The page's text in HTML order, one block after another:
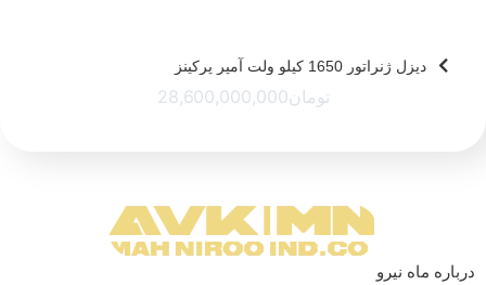
دیزل ژنراتور 1650 کیلو ولت آمپر پرکینز
تومان28,600,000,000
درباره ماه نیرو